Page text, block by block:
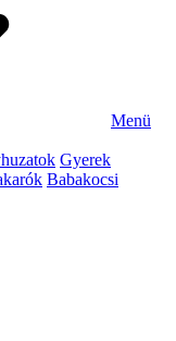
Menü
Gyerek
Babakocsi